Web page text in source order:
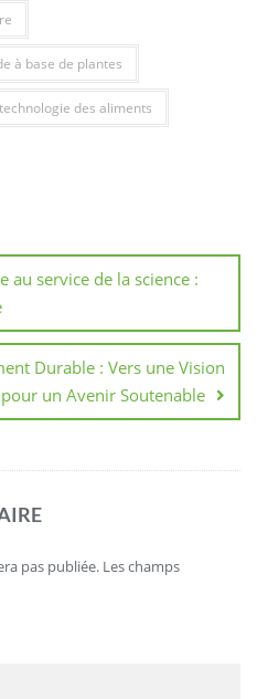
à base de plantes
technologie des aliments
service de la science :
Durable : Vers une Vision
un Avenir Soutenable
pas publiée. Les champs